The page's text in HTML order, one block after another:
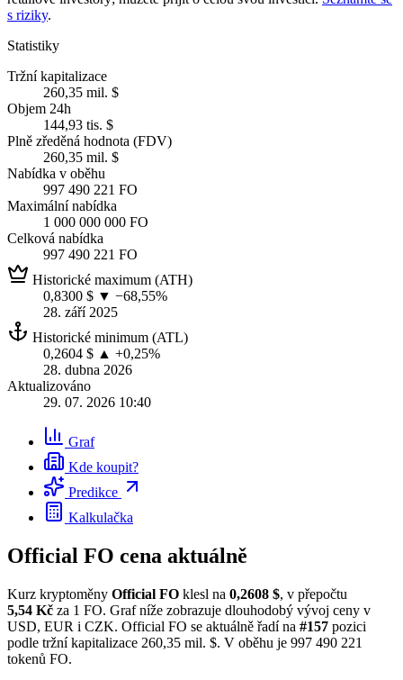
s riziky.
Statistiky
Tržní kapitalizace
260,35 mil. $
Objem 24h
144,93 tis. $
Plně zředěná hodnota (FDV)
260,35 mil. $
Nabídka v oběhu
997 490 221 FO
Maximální nabídka
1 000 000 000 FO
Celková nabídka
997 490 221 FO
Historické maximum (ATH)
0,8300 $ ▼ −68,55%
28. září 2025
Historické minimum (ATL)
0,2604 $ ▲ +0,25%
28. dubna 2026
Aktualizováno
29. 07. 2026 10:40
Graf
Kde koupit?
Predikce
Kalkulačka
Official FO cena aktuálně
Kurz kryptoměny Official FO klesl na 0,2608 $, v přepočtu
5,54 Kč za 1 FO. Graf níže zobrazuje dlouhodobý vývoj ceny v
USD, EUR i CZK. Official FO se aktuálně řadí na #157 pozici
podle tržní kapitalizace 260,35 mil. $. V oběhu je 997 490 221
tokenů FO.